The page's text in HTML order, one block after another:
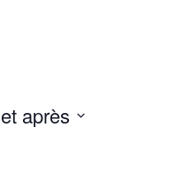
après